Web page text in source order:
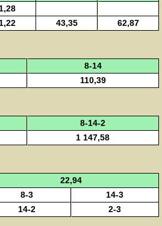
43,35 62,87
8-14
110,39
8-14-2
1 147,58
22,94
8-3
14-3
14-2 2-3